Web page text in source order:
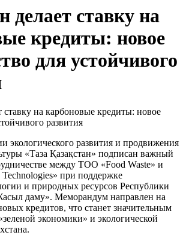
делает ставку на
кредиты: новое
для устойчивого
экологического развития и продвижения
«Таза Қазақстан» подписан важный
между ТОО «Food Waste» и
при поддержке
и природных ресурсов Республики
даму». Меморандум направлен на
кредитов, что станет значительным
экономики» и экологической